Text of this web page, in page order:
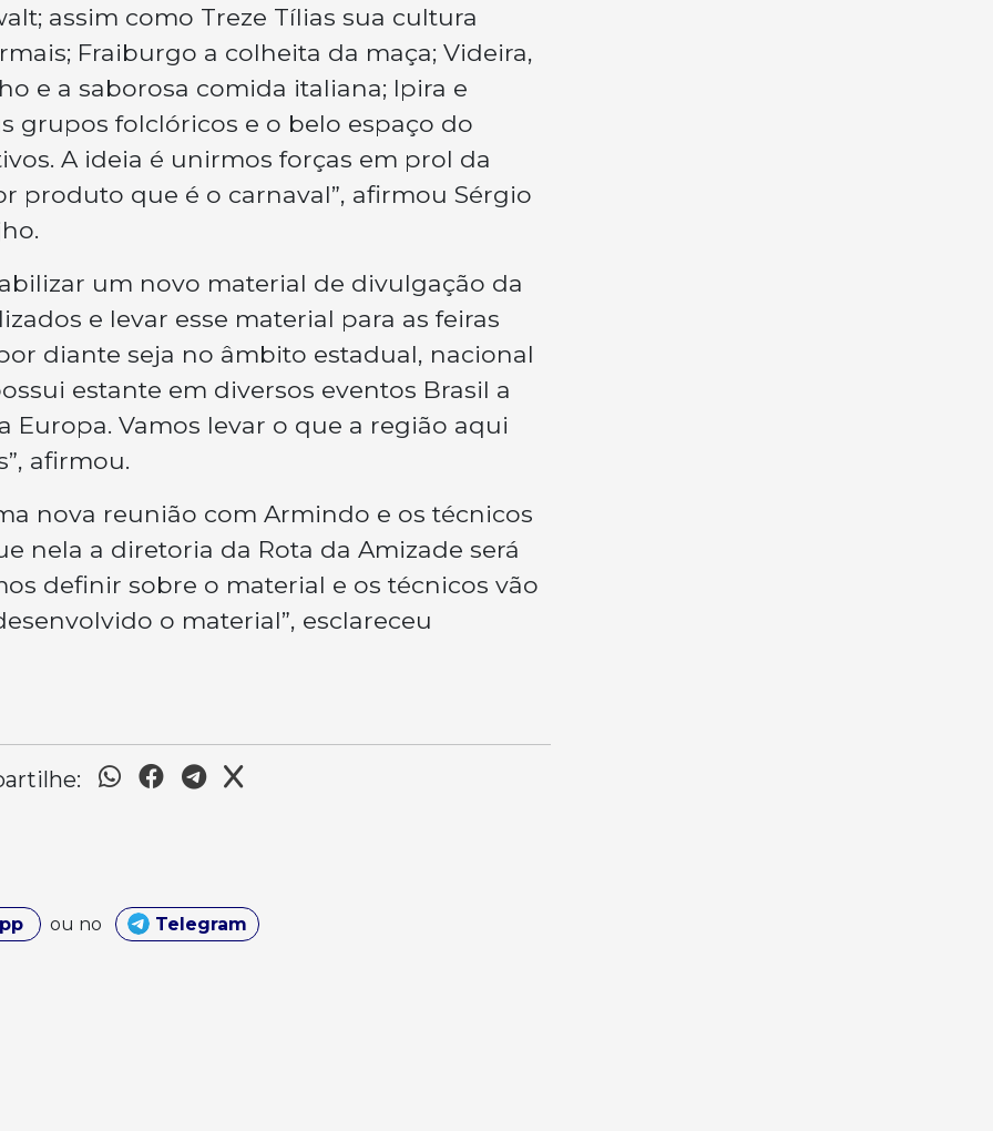
assim como Treze Tílias sua cultura
Fraiburgo a colheita da maça; Videira,
e a saborosa comida italiana; Ipira e
grupos folclóricos e o belo espaço do
A ideia é unirmos forças em prol da
produto que é o carnaval”, afirmou Sérgio
um novo material de divulgação da
e levar esse material para as feiras
diante seja no âmbito estadual, nacional
estante em diversos eventos Brasil a
Europa. Vamos levar o que a região aqui
afirmou.
nova reunião com Armindo e os técnicos
nela a diretoria da Rota da Amizade será
definir sobre o material e os técnicos vão
o material”, esclareceu
ou no Telegram